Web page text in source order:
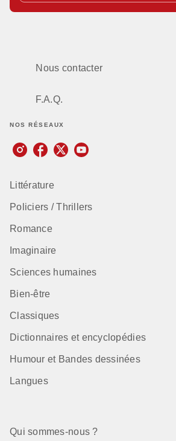
Nous contacter
F.A.Q.
NOS RÉSEAUX
Littérature
Policiers / Thrillers
Romance
Imaginaire
Sciences humaines
Bien-être
Classiques
Dictionnaires et encyclopédies
Humour et Bandes dessinées
Langues
Qui sommes-nous ?